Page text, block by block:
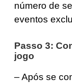
número de
eventos
Passo 3:
jogo
– Após se